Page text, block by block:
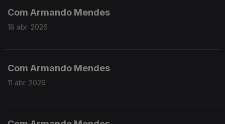
Com Armando Mendes
18 abr. 2026
Com Armando Mendes
11 abr. 2026